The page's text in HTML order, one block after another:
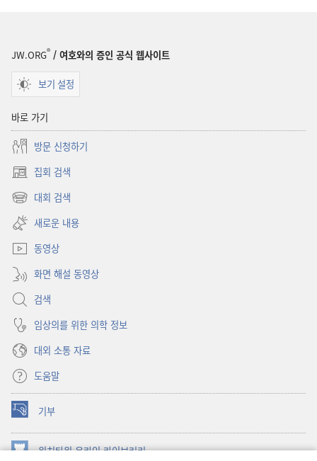
JW.ORG® / 여호와의 증인 공식 웹사이트
보기 설정
바로 가기
방문 신청하기
집회 검색
(새로운
창
대회 검색
(새로운
창
열기)
새로운 내용
동영상
화면 해설 동영상
검색
임상의를 위한 의학 정보
대외 소통 자료
도움말
기부
(새로운
창
열기) 워치타워 온라인 라이브러리